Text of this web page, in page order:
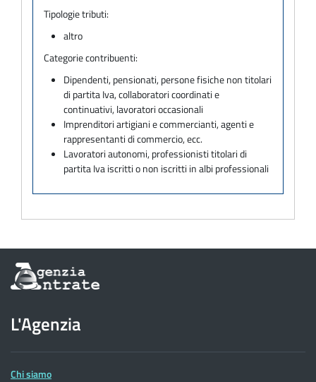
Tipologie tributi:
altro
Categorie contribuenti:
Dipendenti, pensionati, persone fisiche non titolari
di partita Iva, collaboratori coordinati e
continuativi, lavoratori occasionali
Imprenditori artigiani e commercianti, agenti e
rappresentanti di commercio, ecc.
Lavoratori autonomi, professionisti titolari di
partita Iva iscritti o non iscritti in albi professionali
Informazioni
sul
dell'Agenzia
delle
Entrate
L'Agenzia
Chi siamo